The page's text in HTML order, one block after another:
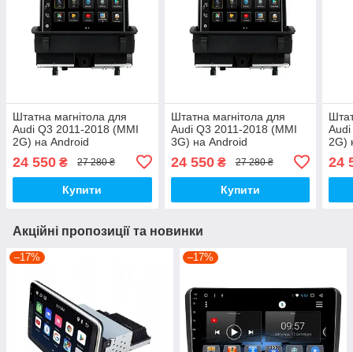
Штатна магнітола для
Audi Q3 2011-2018 (MMI
2G) на Android
24 550 ₴ 27 280 ₴
Купити
Штатна магнітола для
Audi Q3 2011-2018 (MMI
3G) на Android
24 550₴ 27 280 ₴
Купити
2G)
24
Акційні пропозиції та новинки
–17% –17%